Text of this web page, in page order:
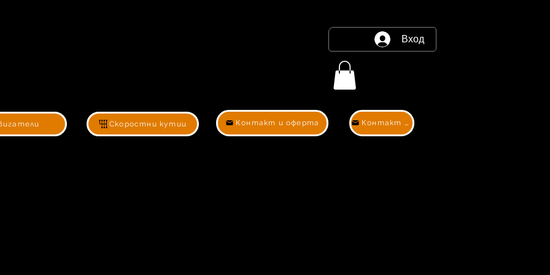
Скоростни кутии
Вход
Контакт и оферта Контакт и оферта